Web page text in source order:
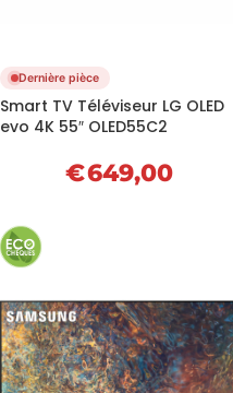
Dernière pièce
Smart TV Téléviseur LG OLED
evo 4K 55″ OLED55C2
€649,00